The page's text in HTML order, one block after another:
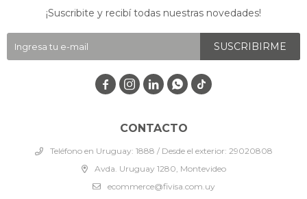
CONTACTO
Teléfono en Uruguay: 1888 / Desde el exterior: 29020808
Avda. Uruguay 1280, Montevideo
ecommerce@fivisa.com.uy
¡Suscribite y recibí todas nuestras novedades!
SUSCRIBIRME
   